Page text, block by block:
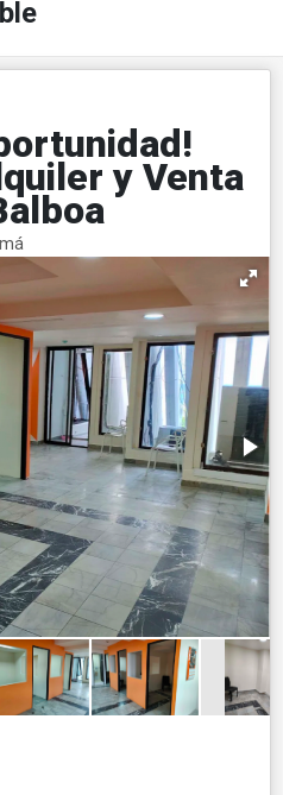
y Venta